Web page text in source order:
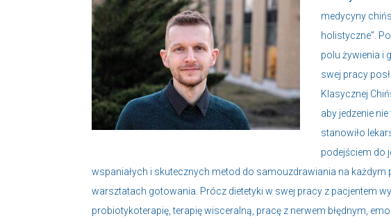
medycyny
holistyczne”.
polu żywienia i
swej pracy
Klasycznej
aby jedzenie
stanowiło
podejściem do
wspaniałych i skutecznych metod do samouzdrawiania na
warsztatach gotowania. Prócz dietetyki w swej pracy z pacjentem
probiotykoterapię, terapię wisceralną, pracę z nerwem błędnym,